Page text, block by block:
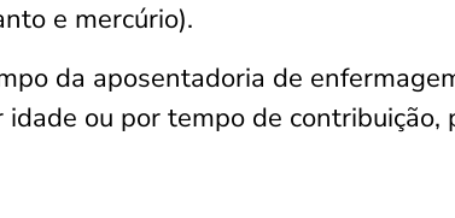
e mercúrio).
da aposentadoria de
idade ou por tempo de contribuição,